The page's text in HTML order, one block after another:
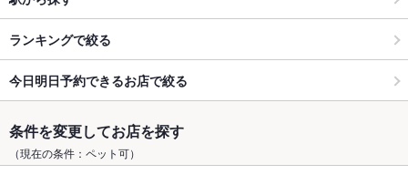
ランキングで絞る
今日明日予約できるお店で絞る
条件を変更してお店を探す
（現在の条件：ペット可）